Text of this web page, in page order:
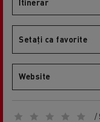
Itinerar
Setați ca favorite
Website
/